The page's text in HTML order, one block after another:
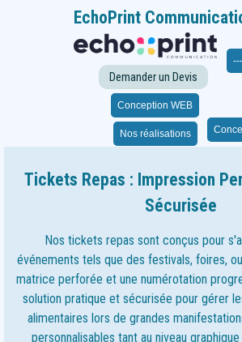
EchoPrint
Seloncourt Franche-Comté |
06
| 03 63 11 03 60| Du lundi au samedi
Sur RDV
Demander un Devis
Nos réalisations
Conception WEB
Tickets Repas : Impression
Sécurisée
Nos tickets repas sont conçus pour
événements tels que des festivals, foires,
matrice perforée et une numérotation
solution pratique et sécurisée pour gérer
alimentaires lors de grandes
personnalisables tant au niveau